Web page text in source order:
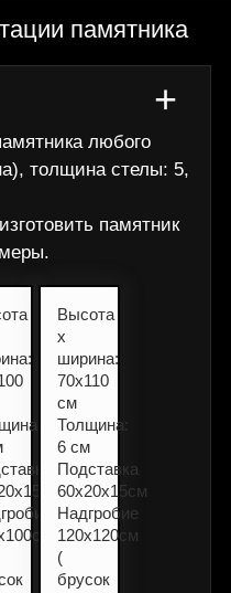
памятника
+
любого
толщина стелы: 5,
памятник
Высота
х
ширина:
70x110
см
Толщина:
6 см
Подставка
60х20х15см
Надгробие
120х120см
(
брусок